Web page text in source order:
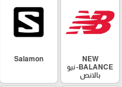
NEW
BALANCE- نيو
بالانص
Salamon